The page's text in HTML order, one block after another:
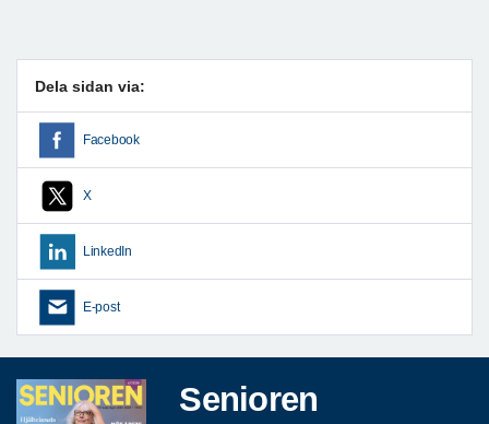
Dela sidan via:
Facebook
X
LinkedIn
E-post
Senioren